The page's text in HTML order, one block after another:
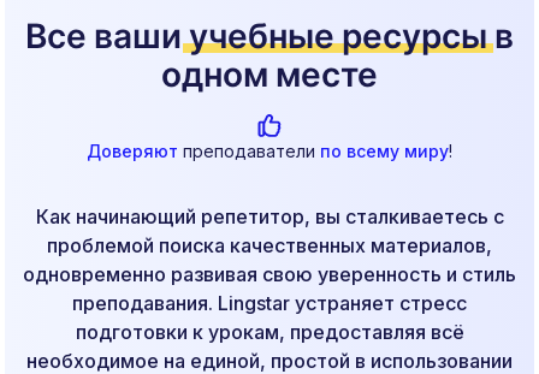
Все вашиучебные ресурсыв
одном месте
Доверяют преподаватели по всему миру!
Как начинающий репетитор, вы сталкиваетесь с
проблемой поиска качественных материалов,
одновременно развивая свою уверенность и стиль
преподавания. Lingstar устраняет стресс
подготовки к урокам, предоставляя всё
необходимое на единой, простой в использовании